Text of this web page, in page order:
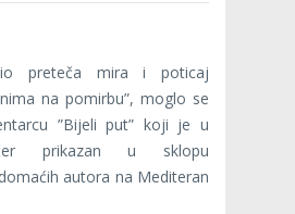
preteča mira i poticaj
na pomirbu”, moglo se
”Bijeli put” koji je u
prikazan u sklopu
autora na Mediteran